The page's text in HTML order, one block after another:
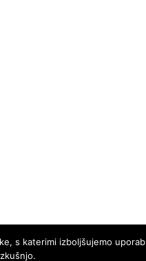
s katerimi izboljšujemo